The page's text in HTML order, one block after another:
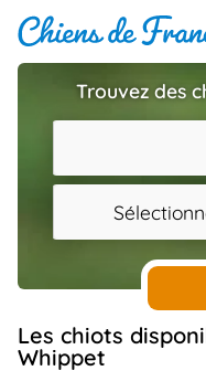
Chiots
Éleveurs
Étalons
Chiens
Trouvez des
Les chiots disponibles des éleveurs de race
Whippet